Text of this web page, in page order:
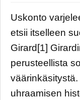
Uskonto
etsii itselleen
Girard[1]
perusteellista
uhraamisen